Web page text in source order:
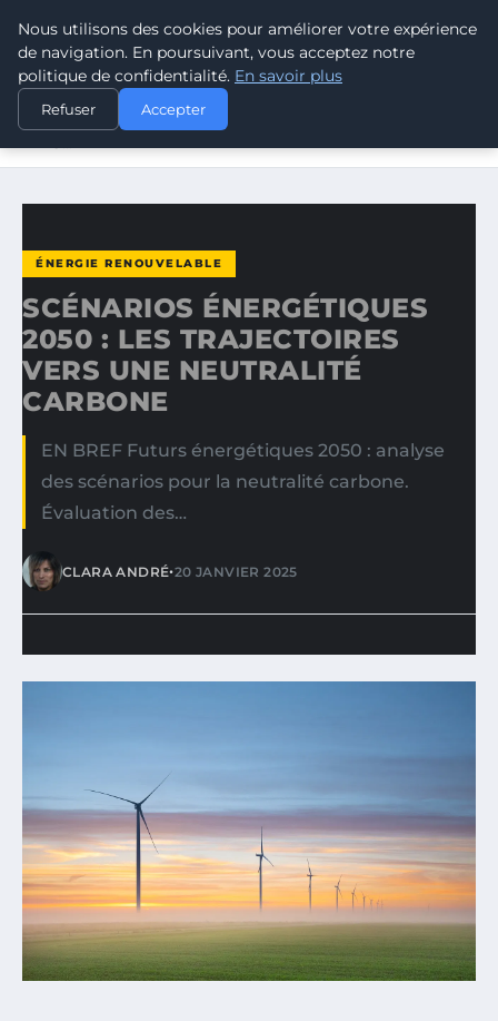
CLIMATE RESPONSE BLOG
ACCUEIL
ÉNERGIE RENOUVELABLE
SCÉNARIOS ÉNERGÉTIQUES 2050 : LES TRAJECTOIRES
ÉNERGIE RENOUVELABLE
SCÉNARIOS ÉNERGÉTIQUES
2050 : LES TRAJECTOIRES
VERS UNE NEUTRALITÉ
CARBONE
EN BREF Futurs énergétiques 2050 : analyse
des scénarios pour la neutralité carbone.
Évaluation des…
CLARA ANDRÉ•20 JANVIER 2025
Nous utilisons des cookies pour améliorer votre expérience
de navigation. En poursuivant, vous acceptez notre
politique de confidentialité. En savoir plus
Refuser Accepter